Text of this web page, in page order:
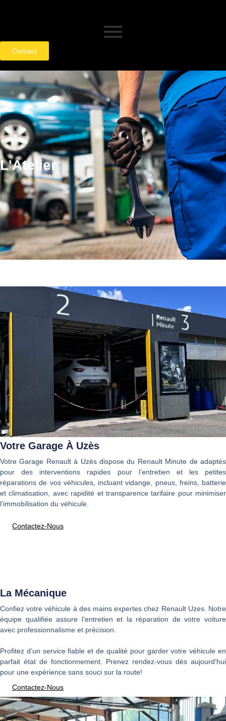
Contact
L'Atelier
Votre Garage À Uzès
Votre Garage Renault à Uzès dispose du Renault Minute de adaptés
pour des interventions rapides pour l’entretien et les petites
réparations de vos véhicules, incluant vidange, pneus, freins, batterie
et climatisation, avec rapidité et transparence tarifaire pour minimiser
l’immobilisation du véhicule.
Contactez-Nous
La Mécanique
Confiez votre véhicule à des mains expertes chez Renault Uzes. Notre
équipe qualifiée assure l’entretien et la réparation de votre voiture
avec professionnalisme et précision.
Profitez d’un service fiable et de qualité pour garder votre véhicule en
parfait état de fonctionnement. Prenez rendez-vous dès aujourd’hui
pour une expérience sans souci sur la route!
Contactez-Nous